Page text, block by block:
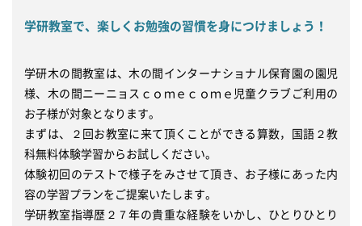
学研教室で、楽しくお勉強の習慣を身につけましょう！
学研木の間教室は、木の間インターナショナル保育園の園児
様、木の間ニーニョスｃｏｍｅｃｏｍｅ児童クラブご利用の
お子様が対象となります。
まずは、２回お教室に来て頂くことができる算数，国語２教
科無料体験学習からお試しください。
体験初回のテストで様子をみさせて頂き、お子様にあった内
容の学習プランをご提案いたします。
学研教室指導歴２７年の貴重な経験をいかし、ひとりひとり